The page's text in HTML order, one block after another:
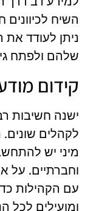
השיח לכיוונים
ניתן לעודד
שלהם ולפתח
קידום
ישנה חשיבות
לקהלים שונים.
מיני יש
וחברתיים. על
עם הקהילות
ומועילים